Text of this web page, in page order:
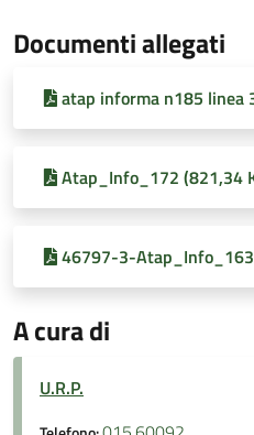
Documenti allegati
atap informa n185 linea
Atap_Info_172 (821,34
46797-3-
A cura di
U.R.P.